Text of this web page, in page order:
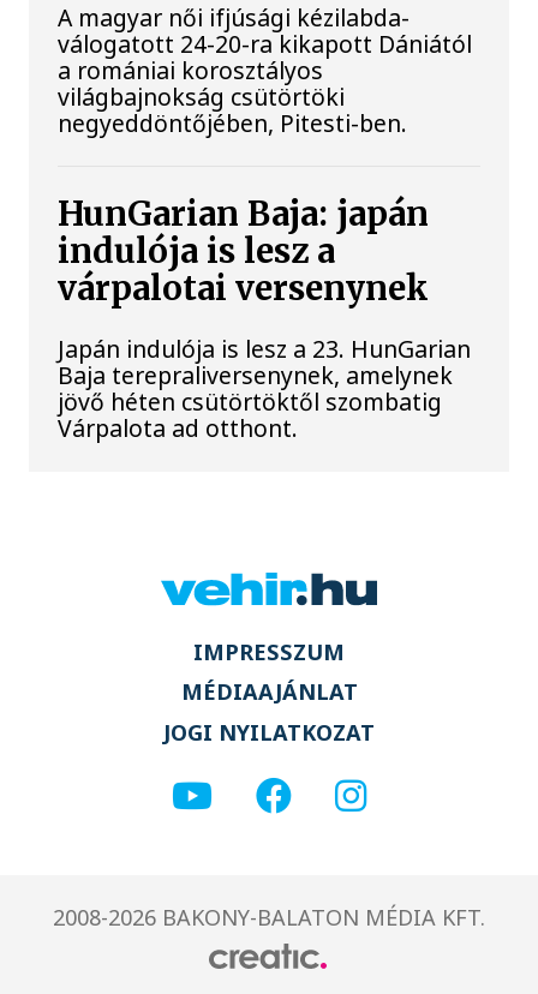
A magyar női ifjúsági kézilabda-
válogatott 24-20-ra kikapott Dániától
a romániai korosztályos
világbajnokság csütörtöki
negyeddöntőjében, Pitesti-ben.
HunGarian Baja: japán
indulója is lesz a
várpalotai versenynek
Japán indulója is lesz a 23. HunGarian
Baja terepraliversenynek, amelynek
jövő héten csütörtöktől szombatig
Várpalota ad otthont.
IMPRESSZUM
MÉDIAAJÁNLAT
JOGI NYILATKOZAT
2008-2026 BAKONY-BALATON MÉDIA KFT.